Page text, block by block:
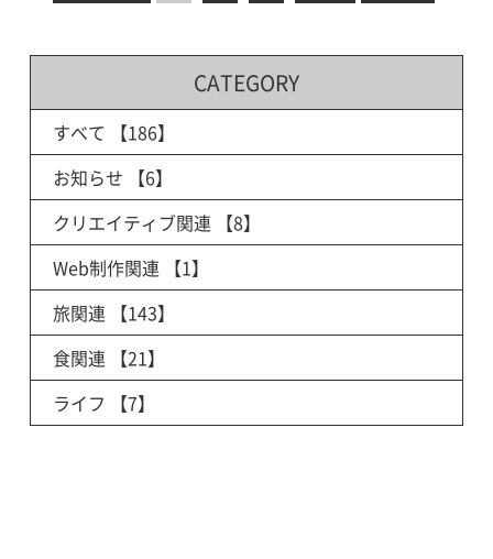
CATEGORY
すべて 【186】
お知らせ 【6】
クリエイティブ関連 【8】
Web制作関連 【1】
旅関連 【143】
食関連 【21】
ライフ 【7】